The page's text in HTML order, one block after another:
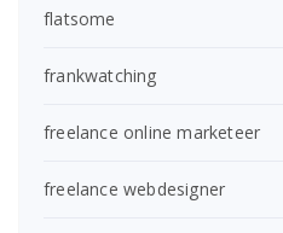
flatsome
frankwatching
freelance online marketeer
freelance webdesigner